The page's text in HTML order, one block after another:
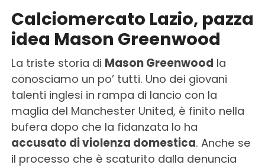
Calciomercato Lazio, pazza
idea Mason Greenwood
La triste storia di Mason Greenwood la
conosciamo un po’ tutti. Uno dei giovani
talenti inglesi in rampa di lancio con la
maglia del Manchester United, è finito nella
bufera dopo che la fidanzata lo ha
accusato di violenza domestica. Anche se
il processo che è scaturito dalla denuncia